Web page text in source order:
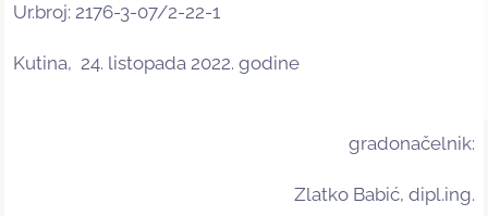
Ur.broj: 2176-3-07/2-22-1
Kutina, 24. listopada 2022. godine
gradonačelnik:
Zlatko Babić, dipl.ing.